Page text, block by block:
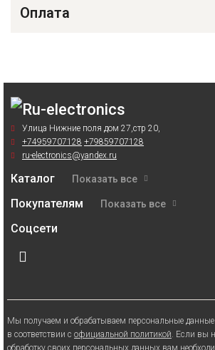
Оплата
Улица Нижние поля дом 27,стр 20,
+74959707128 +79859707128
ru-electronics@yandex.ru
Каталог Показать все
Покупателям Показать все
Соцсети
Мы получаем и обрабатываем персональные данные
в соответствии с официальной политикой. Если вы
обработку своих персональных данных,вам